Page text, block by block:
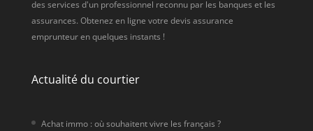
des services d'un professionnel reconnu par les banques et les
assurances. Obtenez en ligne votre devis assurance
emprunteur en quelques instants !
Actualité du courtier
Achat immo : où souhaitent vivre les français ?